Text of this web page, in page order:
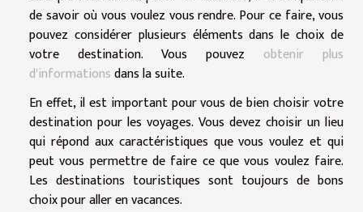
de savoir où vous voulez vous rendre. Pour ce faire, vous
pouvez considérer plusieurs éléments dans le choix de
votre destination. Vous pouvez obtenir plus
d'informationsdans la suite.
En effet, il est important pour vous de bien choisir votre
destination pour les voyages. Vous devez choisir un lieu
qui répond aux caractéristiques que vous voulez et qui
peut vous permettre de faire ce que vous voulez faire.
Les destinations touristiques sont toujours de bons
choix pour aller en vacances.